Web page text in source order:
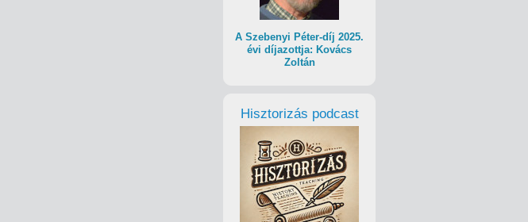
A Szebenyi Péter-díj 2025.
évi díjazottja: Kovács
Zoltán
Hisztorizás podcast